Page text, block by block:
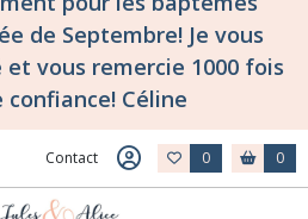
de Septembre! Je vous
vous remercie 1000 fois
Céline
Contact 0 0